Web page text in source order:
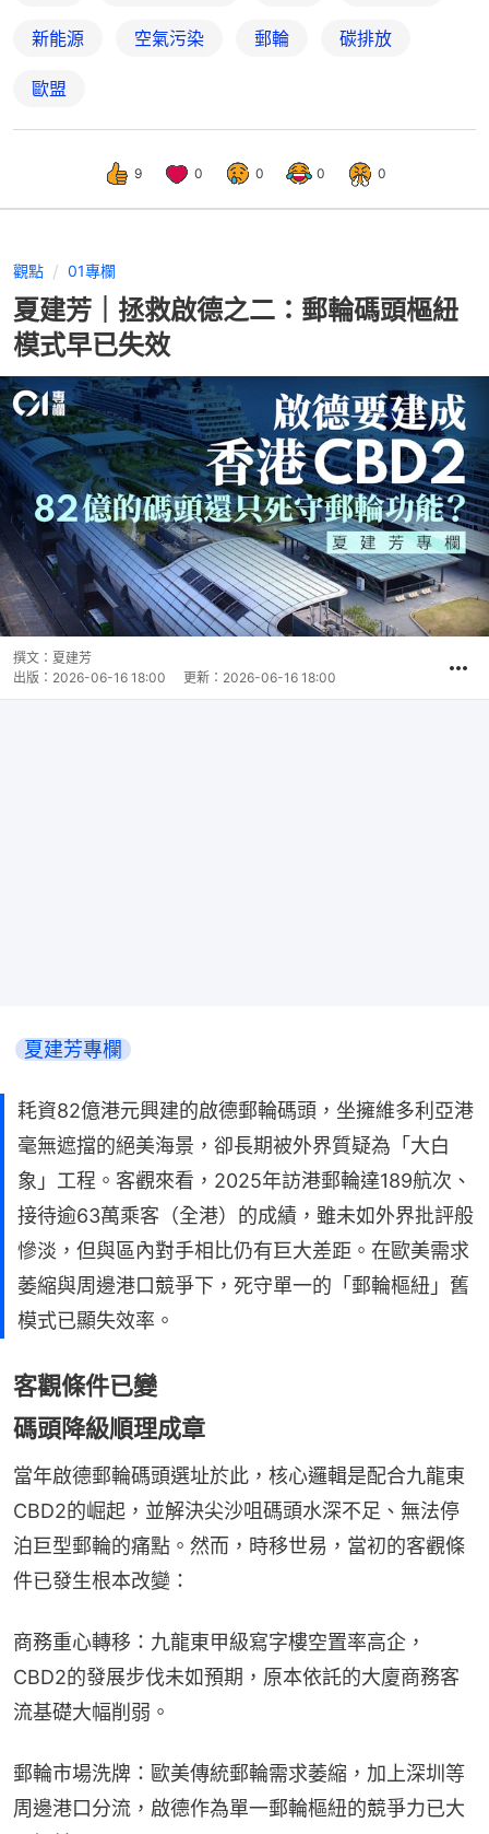
新能源 空氣污染 郵輪 碳排放
歐盟
9 0 0 0 0
觀點 01專欄
夏建芳｜拯救啟德之二：郵輪碼頭樞紐
模式早已失效
撰文： 夏建芳
出版： 2026-06-16 18:00 更新： 2026-06-16 18:00
夏建芳專欄
耗資82億港元興建的啟德郵輪碼頭，坐擁維多利亞港
毫無遮擋的絕美海景，卻長期被外界質疑為「大白
象」工程。客觀來看，2025年訪港郵輪達189航次、
接待逾63萬乘客（全港）的成績，雖未如外界批評般
慘淡，但與區內對手相比仍有巨大差距。在歐美需求
萎縮與周邊港口競爭下，死守單一的「郵輪樞紐」舊
模式已顯失效率。
客觀條件已變
碼頭降級順理成章
當年啟德郵輪碼頭選址於此，核心邏輯是配合九龍東
CBD2的崛起，並解決尖沙咀碼頭水深不足、無法停
泊巨型郵輪的痛點。然而，時移世易，當初的客觀條
件已發生根本改變：
商務重心轉移：九龍東甲級寫字樓空置率高企，
CBD2的發展步伐未如預期，原本依託的大廈商務客
流基礎大幅削弱。
郵輪市場洗牌：歐美傳統郵輪需求萎縮，加上深圳等
周邊港口分流，啟德作為單一郵輪樞紐的競爭力已大